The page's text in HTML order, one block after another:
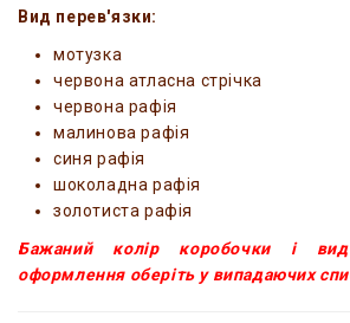
Вид перев'язки:
мотузка
червона атласна стрічка
червона рафія
малинова рафія
синя рафія
шоколадна рафія
золотиста рафія
Бажаний колір коробочки і
оформлення оберіть у випадаючих